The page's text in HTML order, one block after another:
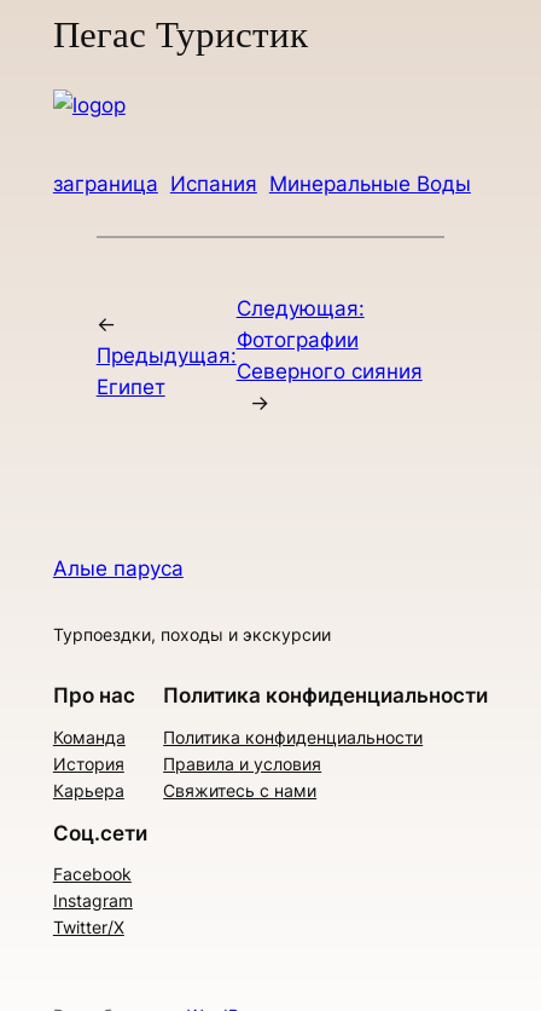
Пегас Туристик
заграница Испания Минеральные Воды
←
Предыдущая:
Египет
Следующая:
Фотографии
Северного сияния
→
Алые паруса
Турпоездки, походы и экскурсии
Про нас
Команда
История
Карьера
Политика конфиденциальности
Политика конфиденциальности
Правила и условия
Свяжитесь с нами
Соц.сети
Facebook
Instagram
Twitter/X